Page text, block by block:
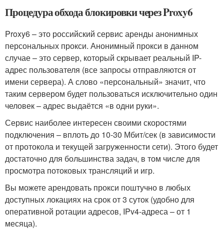
Процедура обхода блокировки через Proxy6
Proxy6 – это российский сервис аренды анонимных
персональных прокси. Анонимный прокси в данном
случае – это сервер, который скрывает реальный IP-
адрес пользователя (все запросы отправляются от
имени сервера). А слово «персональный» значит, что
таким сервером будет пользоваться исключительно один
человек – адрес выдаётся «в одни руки».
Сервис наиболее интересен своими скоростями
подключения – вплоть до 10-30 Мбит/сек (в зависимости
от протокола и текущей загруженности сети). Этого будет
достаточно для большинства задач, в том числе для
просмотра потоковых трансляций и игр.
Вы можете арендовать прокси поштучно в любых
доступных локациях на срок от 3 суток (удобно для
оперативной ротации адресов, IPv4-адреса – от 1
месяца).